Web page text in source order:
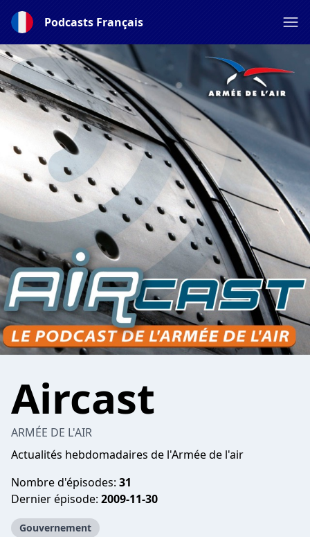
Podcasts Français
Aircast
ARMÉE DE L'AIR
Actualités hebdomadaires de l'Armée de l'air
Nombre d'épisodes: 31
Dernier épisode: 2009-11-30
Gouvernement